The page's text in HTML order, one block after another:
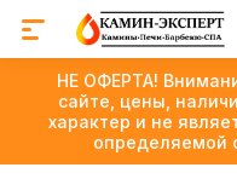
НЕ ОФЕРТА!
сайте, цены,
характер и не
определяемой